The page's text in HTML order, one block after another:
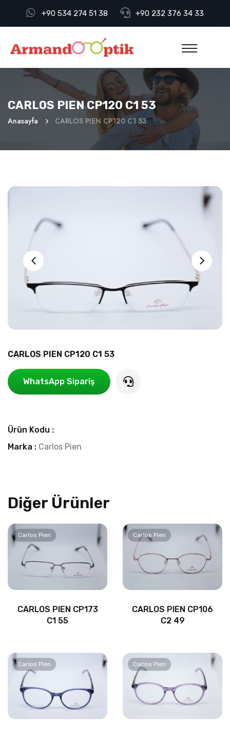
+90 534 274 51 38 +90 232 376 34 33
CARLOS PIEN CP120 C1 53
Anasayfa CARLOS PIEN CP120 C1 53
CARLOS PIEN CP120 C1 53
WhatsApp Sipariş
Ürün Kodu :
Marka : Carlos Pien
Diğer Ürünler
Carlos Pien
CARLOS PIEN CP173
C1 55
Carlos Pien
CARLOS PIEN CP106
C2 49
Carlos Pien Carlos Pien